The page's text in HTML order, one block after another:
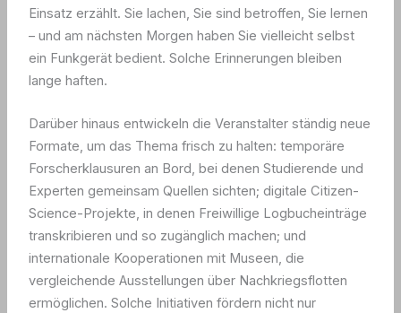
Einsatz erzählt. Sie lachen, Sie sind betroffen, Sie lernen
– und am nächsten Morgen haben Sie vielleicht selbst
ein Funkgerät bedient. Solche Erinnerungen bleiben
lange haften.
Darüber hinaus entwickeln die Veranstalter ständig neue
Formate, um das Thema frisch zu halten: temporäre
Forscherklausuren an Bord, bei denen Studierende und
Experten gemeinsam Quellen sichten; digitale Citizen-
Science-Projekte, in denen Freiwillige Logbucheinträge
transkribieren und so zugänglich machen; und
internationale Kooperationen mit Museen, die
vergleichende Ausstellungen über Nachkriegsflotten
ermöglichen. Solche Initiativen fördern nicht nur